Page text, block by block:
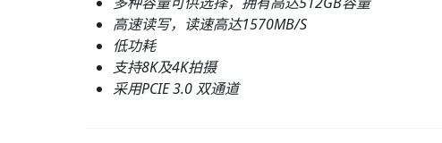
高速读写，读速高达1570MB/S
低功耗
支持8K及4K拍摄
采用PCIE 3.0 双通道